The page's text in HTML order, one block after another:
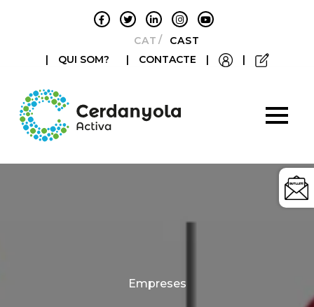
CATALÀCASTELLANO
|
QUI SOM? | CONTACTE | |
Categories
Empreses